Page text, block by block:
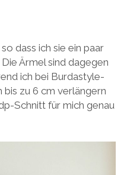
dass ich sie ein paar
Ärmel sind dagegen
ich bei Burdastyle-
bis zu 6 cm verlängern
Schnitt für mich genau